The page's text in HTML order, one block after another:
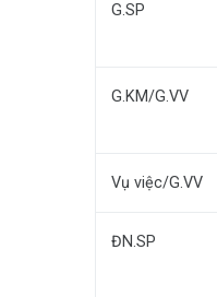
G.SP
G.KM/G.VV
Vụ việc/G.VV
ĐN.SP